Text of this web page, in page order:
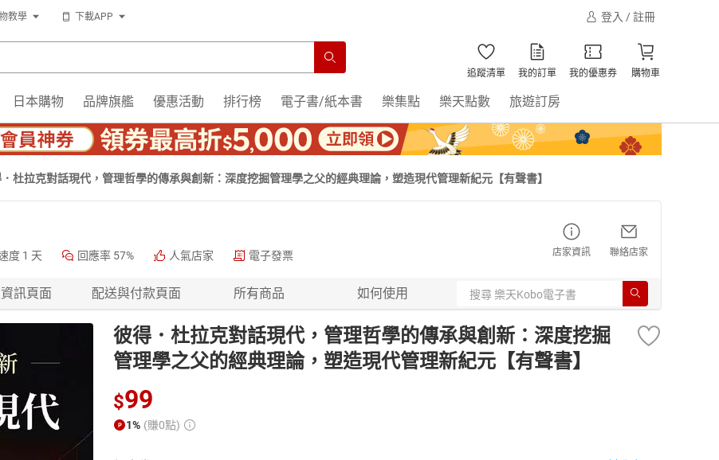
教學 下載APP 登入 / 註冊
追蹤清單 我的訂單 我的優惠券 購物車
日本購物 品牌旗艦 優惠活動 排行榜 電子書/紙本書 樂集點 樂天點數 旅遊訂房
杜拉克對話現代，管理哲學的傳承與創新：深度挖掘管理學之父的經典理論，塑造現代管理新紀元【有聲書】
度 1 天 回應率 57% 人氣店家 電子發票 店家資訊 聯絡店家
訊頁面 配送與付款頁面 所有商品 如何使用
彼得．杜拉克對話現代，管理哲學的傳承與創新：深度挖掘
管理學之父的經典理論，塑造現代管理新紀元【有聲書】
$99
1% (賺0點)